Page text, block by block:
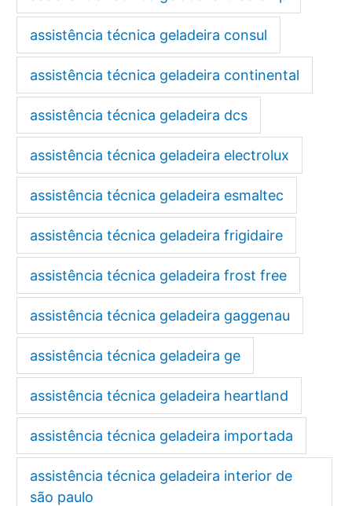
assistência técnica geladeira consul
assistência técnica geladeira continental
assistência técnica geladeira dcs
assistência técnica geladeira electrolux
assistência técnica geladeira esmaltec
assistência técnica geladeira frigidaire
assistência técnica geladeira frost free
assistência técnica geladeira gaggenau
assistência técnica geladeira ge
assistência técnica geladeira heartland
assistência técnica geladeira importada
assistência técnica geladeira interior de
são paulo